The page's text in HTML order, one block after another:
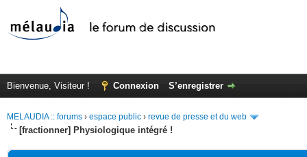
Bienvenue, Visiteur ! Connexion S’enregistrer
MELAUDIA :: forums › espace public › revue de presse et du web
[fractionner] Physiologique intégré !